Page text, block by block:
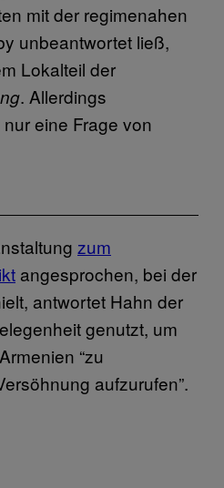
mit der regimenahen
unbeantwortet ließ,
Lokalteil der
. Allerdings
eine Frage von
zum
angesprochen, bei der
antwortet Hahn der
genutzt, um
“zu
aufzurufen”.